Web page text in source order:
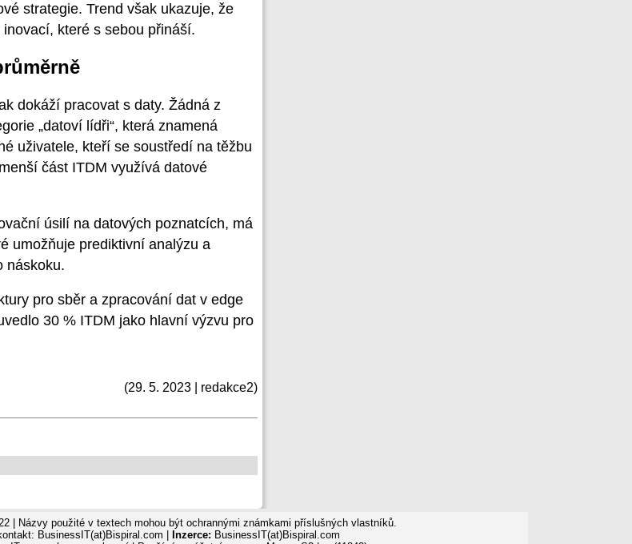
strategie. Trend však ukazuje, že
které s sebou přináší.
dokáží pracovat s daty. Žádná z
„datoví lídři“, která znamená
uživatele, kteří se soustředí na těžbu
část ITDM využívá datové
úsilí na datových poznatcích, má
umožňuje prediktivní analýzu a
náskoku.
pro sběr a zpracování dat v edge
30 % ITDM jako hlavní výzvu pro
(29. 5. 2023 | redakce2)
| Názvy použité v textech mohou být ochrannými známkami příslušných vlastníků.
BusinessIT(at)Bispiral.com |
Inzerce: BusinessIT(at)Bispiral.com